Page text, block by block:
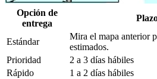
Opción de
entrega
Estándar
Mira el mapa anterior
estimados.
Prioridad
2 a 3 días hábiles
Rápido
1 a 2 días hábiles